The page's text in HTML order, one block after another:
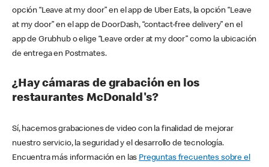
opción “Leave at my door” en el app de Uber Eats, la opción “Leave
at my door” en el app de DoorDash, “contact-free delivery” en el
app de Grubhub o elige “Leave order at my door” como la ubicación
de entrega en Postmates.
¿Hay cámaras de grabación en los
restaurantes McDonald's?
Sí, hacemos grabaciones de video con la finalidad de mejorar
nuestro servicio, la seguridad y el desarrollo de tecnología.
Encuentra más información en las Preguntas frecuentes sobre el